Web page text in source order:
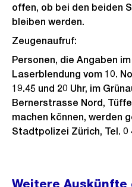
offen, ob bei den beiden
bleiben werden.
Zeugenaufruf:
Personen, die Angaben
Laserblendung vom 10.
19.45 und 20 Uhr, im
Bernerstrasse Nord,
machen können, werden
Stadtpolizei Zürich, Tel. 0
Weitere
Weitere